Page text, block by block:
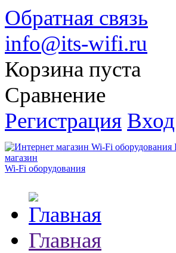
Обратная связь
info@its-wifi.ru
Корзина пуста
Сравнение
Регистрация Вход
магазин
Wi-Fi оборудования
Главная